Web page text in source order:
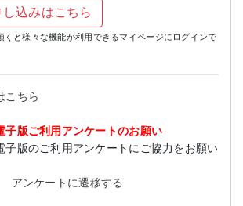
込みはこちら
くと様々な機能が利用できるマイページにログインで
こちら
子版ご利用アンケートのお願い
子版のご利用アンケートにご協力をお願い
アンケートに遷移する